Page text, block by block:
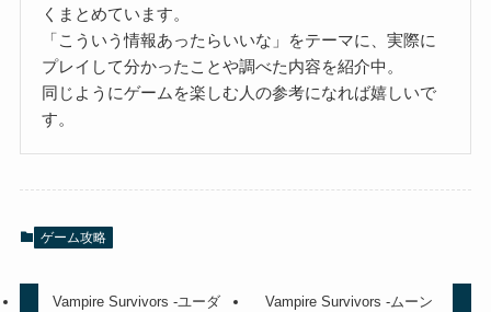
くまとめています。
「こういう情報あったらいいな」をテーマに、実際に
プレイして分かったことや調べた内容を紹介中。
同じようにゲームを楽しむ人の参考になれば嬉しいで
す。
ゲーム攻略
Vampire Survivors -ユーダ
Vampire Survivors -ムーン